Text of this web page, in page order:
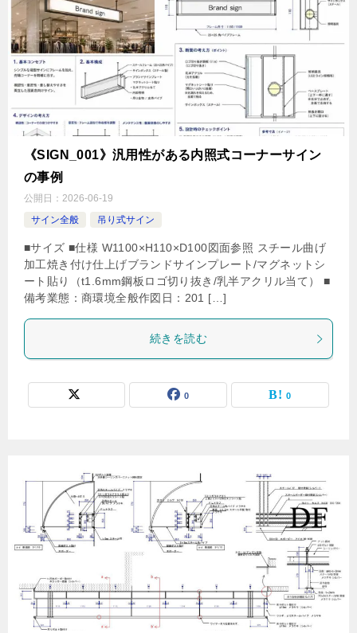
《SIGN_001》汎用性がある内照式コーナーサイン
の事例
公開日： 2026-06-19
サイン全般
吊り式サイン
■サイズ ■仕様 W1100×H110×D100図面参照 スチール曲げ
加工焼き付け仕上げブランドサインプレート/マグネットシ
ート貼り（t1.6mm鋼板ロゴ切り抜き/乳半アクリル当て） ■
備考業態：商環境全般作図日：201 […]
続きを読む
0 0